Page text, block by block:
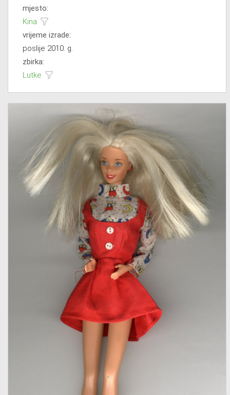
mjesto:
Kina
vrijeme izrade:
poslije 2010. g.
zbirka:
Lutke